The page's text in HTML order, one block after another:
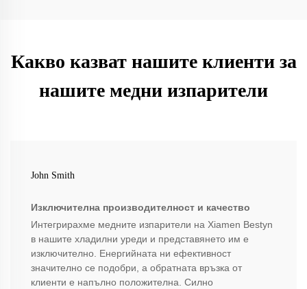
Какво казват нашите клиенти за
нашите медни изпарители
John Smith
Изключителна производителност и качество
Интегрирахме медните изпарители на Xiamen Bestyn
в нашите хладилни уреди и представянето им е
изключително. Енергийната ни ефективност
значително се подобри, а обратната връзка от
клиенти е напълно положителна. Силно